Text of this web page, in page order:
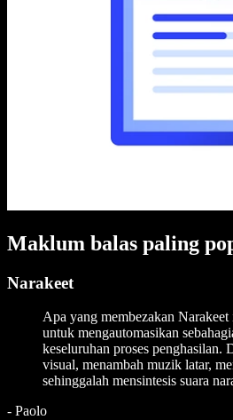
Maklum balas paling
Narakeet
Apa yang membezakan Narakeet
untuk mengautomasikan
keseluruhan proses penghasilan.
visual, menambah muzik latar,
sehinggalah mensintesis suara
- Paolo